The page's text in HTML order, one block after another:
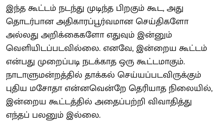
இந்த கூட்டம் நடந்து முடிந்த பிறகும் கூட, அது
தொடர்பான அதிகாரப்பூர்வமான செய்திகளோ
அல்லது அறிக்கைகளோ எதுவும் இன்னும்
வெளியிடப்படவில்லை. எனவே, இன்றைய கூட்டம்
என்பது முறைப்படி நடக்காத ஒரு கூட்டமாகும்.
நாடாளுமன்றத்தில் தாக்கல் செய்யப்படவிருக்கும்
புதிய மசோதா என்னவென்றே தெரியாத நிலையில்,
இன்றைய கூட்டத்தில் அதைப்பற்றி விவாதித்து
எந்தப் பலனும் இல்லை.